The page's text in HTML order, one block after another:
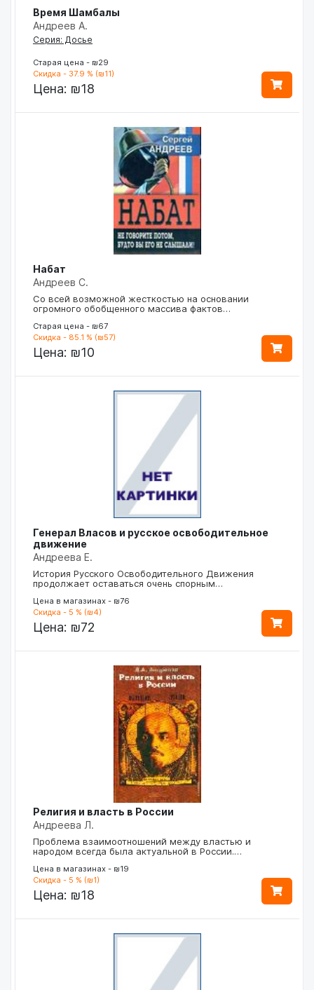
Время Шамбалы
Андреев А.
Серия: Досье
Старая цена - ₪29
Скидка - 37.9 % (₪11)
Цена: ₪18
Набат
Андреев С.
Co всей возможной жесткостью на основании
огромного обобщенного массива фактов…
Старая цена - ₪67
Скидка - 85.1 % (₪57)
Цена: ₪10
Генерал Власов и русское освободительное
движение
Андреева Е.
История Русского Освободительного Движения
продолжает оставаться очень спорным…
Цена в магазинах - ₪76
Скидка - 5 % (₪4)
Цена: ₪72
Религия и власть в России
Андреева Л.
Проблема взаимоотношений между властью и
народом всегда была актуальной в России.…
Цена в магазинах - ₪19
Скидка - 5 % (₪1)
Цена: ₪18